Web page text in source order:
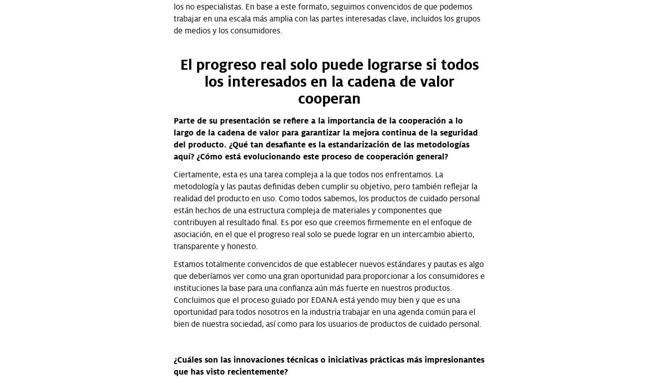
los no especialistas. En base a este formato, seguimos convencidos de que podemos
trabajar en una escala más amplia con las partes interesadas clave, incluidos los grupos
de medios y los consumidores.
El progreso real solo puede lograrse si todos
los interesados en la cadena de valor
cooperan
Parte de su presentación se refiere a la importancia de la cooperación a lo
largo de la cadena de valor para garantizar la mejora continua de la seguridad
del producto. ¿Qué tan desafiante es la estandarización de las metodologías
aquí? ¿Cómo está evolucionando este proceso de cooperación general?
Ciertamente, esta es una tarea compleja a la que todos nos enfrentamos. La
metodología y las pautas definidas deben cumplir su objetivo, pero también reflejar la
realidad del producto en uso. Como todos sabemos, los productos de cuidado personal
están hechos de una estructura compleja de materiales y componentes que
contribuyen al resultado final. Es por eso que creemos firmemente en el enfoque de
asociación, en el que el progreso real solo se puede lograr en un intercambio abierto,
transparente y honesto.
Estamos totalmente convencidos de que establecer nuevos estándares y pautas es algo
que deberíamos ver como una gran oportunidad para proporcionar a los consumidores e
instituciones la base para una confianza aún más fuerte en nuestros productos.
Concluimos que el proceso guiado por EDANA está yendo muy bien y que es una
oportunidad para todos nosotros en la industria trabajar en una agenda común para el
bien de nuestra sociedad, así como para los usuarios de productos de cuidado personal.
¿Cuáles son las innovaciones técnicas o iniciativas prácticas más impresionantes
que has visto recientemente?